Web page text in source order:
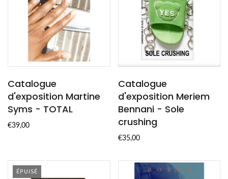
Catalogue
d'exposition Martine
Syms - TOTAL
€39,00
Catalogue
d'exposition Meriem
Bennani - Sole
crushing
€35,00
ÉPUISÉ